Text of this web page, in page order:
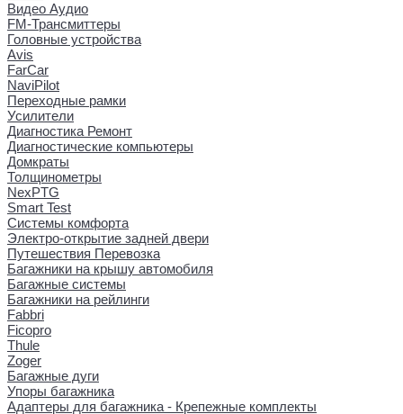
Видео Аудио
FM-Трансмиттеры
Головные устройства
Avis
FarCar
NaviPilot
Переходные рамки
Усилители
Диагностика Ремонт
Диагностические компьютеры
Домкраты
Толщинометры
NexPTG
Smart Test
Системы комфорта
Электро-открытие задней двери
Путешествия Перевозка
Багажники на крышу автомобиля
Багажные системы
Багажники на рейлинги
Fabbri
Ficopro
Thule
Zoger
Багажные дуги
Упоры багажника
Адаптеры для багажника - Крепежные комплекты